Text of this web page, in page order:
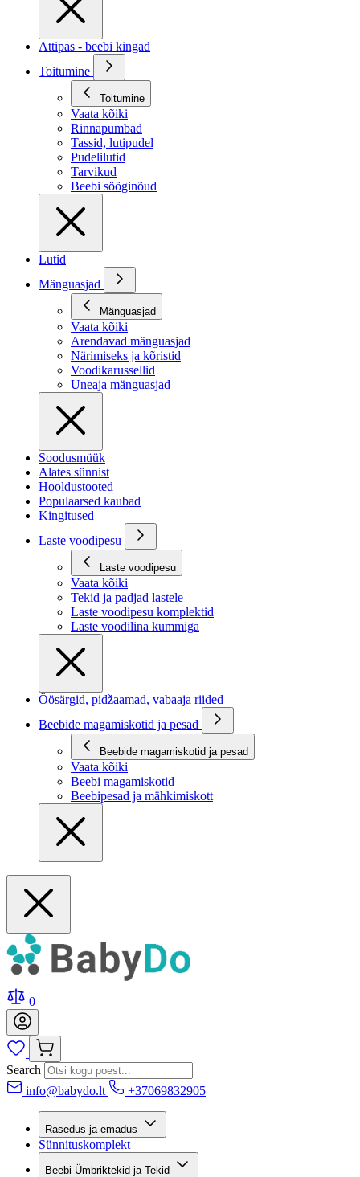
Attipas - beebi kingad
Toitumine
Toitumine
Vaata kõiki
Rinnapumbad
Tassid, lutipudel
Pudelilutid
Tarvikud
Beebi sööginõud
Lutid
Mänguasjad
Mänguasjad
Vaata kõiki
Arendavad mänguasjad
Närimiseks ja kõristid
Voodikarussellid
Uneaja mänguasjad
Soodusmüük
Alates sünnist
Hooldustooted
Populaarsed kaubad
Kingitused
Laste voodipesu
Laste voodipesu
Vaata kõiki
Tekid ja padjad lastele
Laste voodipesu komplektid
Laste voodilina kummiga
Öösärgid, pidžaamad, vabaaja riided
Beebide magamiskotid ja pesad
Beebide magamiskotid ja pesad
Vaata kõiki
Beebi magamiskotid
Beebipesad ja mähkimiskott
0
Search
info@babydo.lt
+37069832905
Rasedus ja emadus
Sünnituskomplekt
Beebi Ümbriktekid ja Tekid